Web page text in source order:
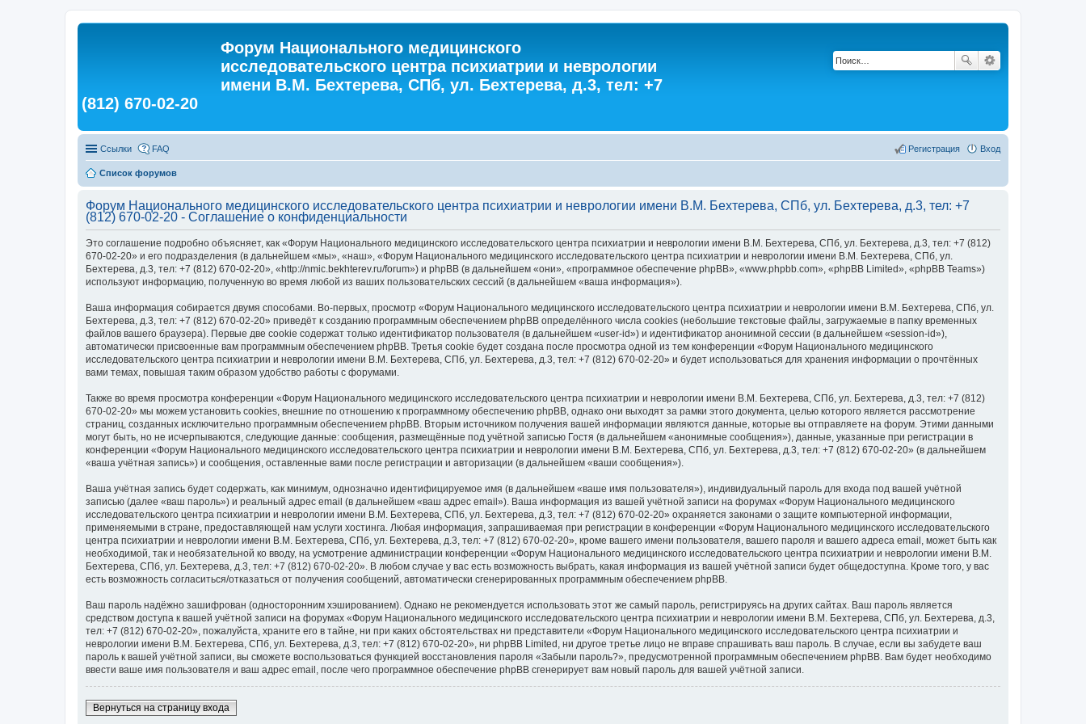
Форум Национального медицинского
исследовательского центра психиатрии и неврологии
имени В.М. Бехтерева, СПб, ул. Бехтерева, д.3, тел: +7
(812) 670-02-20
Ссылки FAQ Вход
Регистрация
Список форумов
Форум Национального медицинского исследовательского центра психиатрии и неврологии имени В.М. Бехтерева, СПб, ул. Бехтерева, д.3, тел: +7
(812) 670-02-20 - Соглашение о конфиденциальности
Это соглашение подробно объясняет, как «Форум Национального медицинского исследовательского центра психиатрии и неврологии имени В.М. Бехтерева, СПб, ул. Бехтерева, д.3, тел: +7 (812)
670-02-20» и его подразделения (в дальнейшем «мы», «наш», «Форум Национального медицинского исследовательского центра психиатрии и неврологии имени В.М. Бехтерева, СПб, ул.
Бехтерева, д.3, тел: +7 (812) 670-02-20», «http://nmic.bekhterev.ru/forum») и phpBB (в дальнейшем «они», «программное обеспечение phpBB», «www.phpbb.com», «phpBB Limited», «phpBB Teams»)
используют информацию, полученную во время любой из ваших пользовательских сессий (в дальнейшем «ваша информация»).
Ваша информация собирается двумя способами. Во-первых, просмотр «Форум Национального медицинского исследовательского центра психиатрии и неврологии имени В.М. Бехтерева, СПб, ул.
Бехтерева, д.3, тел: +7 (812) 670-02-20» приведёт к созданию программным обеспечением phpBB определённого числа cookies (небольшие текстовые файлы, загружаемые в папку временных
файлов вашего браузера). Первые две cookie содержат только идентификатор пользователя (в дальнейшем «user-id») и идентификатор анонимной сессии (в дальнейшем «session-id»),
автоматически присвоенные вам программным обеспечением phpBB. Третья cookie будет создана после просмотра одной из тем конференции «Форум Национального медицинского
исследовательского центра психиатрии и неврологии имени В.М. Бехтерева, СПб, ул. Бехтерева, д.3, тел: +7 (812) 670-02-20» и будет использоваться для хранения информации о прочтённых
вами темах, повышая таким образом удобство работы с форумами.
Также во время просмотра конференции «Форум Национального медицинского исследовательского центра психиатрии и неврологии имени В.М. Бехтерева, СПб, ул. Бехтерева, д.3, тел: +7 (812)
670-02-20» мы можем установить cookies, внешние по отношению к программному обеспечению phpBB, однако они выходят за рамки этого документа, целью которого является рассмотрение
страниц, созданных исключительно программным обеспечением phpBB. Вторым источником получения вашей информации являются данные, которые вы отправляете на форум. Этими данными
могут быть, но не исчерпываются, следующие данные: сообщения, размещённые под учётной записью Гостя (в дальнейшем «анонимные сообщения»), данные, указанные при регистрации в
конференции «Форум Национального медицинского исследовательского центра психиатрии и неврологии имени В.М. Бехтерева, СПб, ул. Бехтерева, д.3, тел: +7 (812) 670-02-20» (в дальнейшем
«ваша учётная запись») и сообщения, оставленные вами после регистрации и авторизации (в дальнейшем «ваши сообщения»).
Ваша учётная запись будет содержать, как минимум, однозначно идентифицируемое имя (в дальнейшем «ваше имя пользователя»), индивидуальный пароль для входа под вашей учётной
записью (далее «ваш пароль») и реальный адрес email (в дальнейшем «ваш адрес email»). Ваша информация из вашей учётной записи на форумах «Форум Национального медицинского
исследовательского центра психиатрии и неврологии имени В.М. Бехтерева, СПб, ул. Бехтерева, д.3, тел: +7 (812) 670-02-20» охраняется законами о защите компьютерной информации,
применяемыми в стране, предоставляющей нам услуги хостинга. Любая информация, запрашиваемая при регистрации в конференции «Форум Национального медицинского исследовательского
центра психиатрии и неврологии имени В.М. Бехтерева, СПб, ул. Бехтерева, д.3, тел: +7 (812) 670-02-20», кроме вашего имени пользователя, вашего пароля и вашего адреса email, может быть как
необходимой, так и необязательной ко вводу, на усмотрение администрации конференции «Форум Национального медицинского исследовательского центра психиатрии и неврологии имени В.М.
Бехтерева, СПб, ул. Бехтерева, д.3, тел: +7 (812) 670-02-20». В любом случае у вас есть возможность выбрать, какая информация из вашей учётной записи будет общедоступна. Кроме того, у вас
есть возможность согласиться/отказаться от получения сообщений, автоматически сгенерированных программным обеспечением phpBB.
Ваш пароль надёжно зашифрован (односторонним хэшированием). Однако не рекомендуется использовать этот же самый пароль, регистрируясь на других сайтах. Ваш пароль является
средством доступа к вашей учётной записи на форумах «Форум Национального медицинского исследовательского центра психиатрии и неврологии имени В.М. Бехтерева, СПб, ул. Бехтерева, д.3,
тел: +7 (812) 670-02-20», пожалуйста, храните его в тайне, ни при каких обстоятельствах ни представители «Форум Национального медицинского исследовательского центра психиатрии и
неврологии имени В.М. Бехтерева, СПб, ул. Бехтерева, д.3, тел: +7 (812) 670-02-20», ни phpBB Limited, ни другое третье лицо не вправе спрашивать ваш пароль. В случае, если вы забудете ваш
пароль к вашей учётной записи, вы сможете воспользоваться функцией восстановления пароля «Забыли пароль?», предусмотренной программным обеспечением phpBB. Вам будет необходимо
ввести ваше имя пользователя и ваш адрес email, после чего программное обеспечение phpBB сгенерирует вам новый пароль для вашей учётной записи.
Вернуться на страницу входа